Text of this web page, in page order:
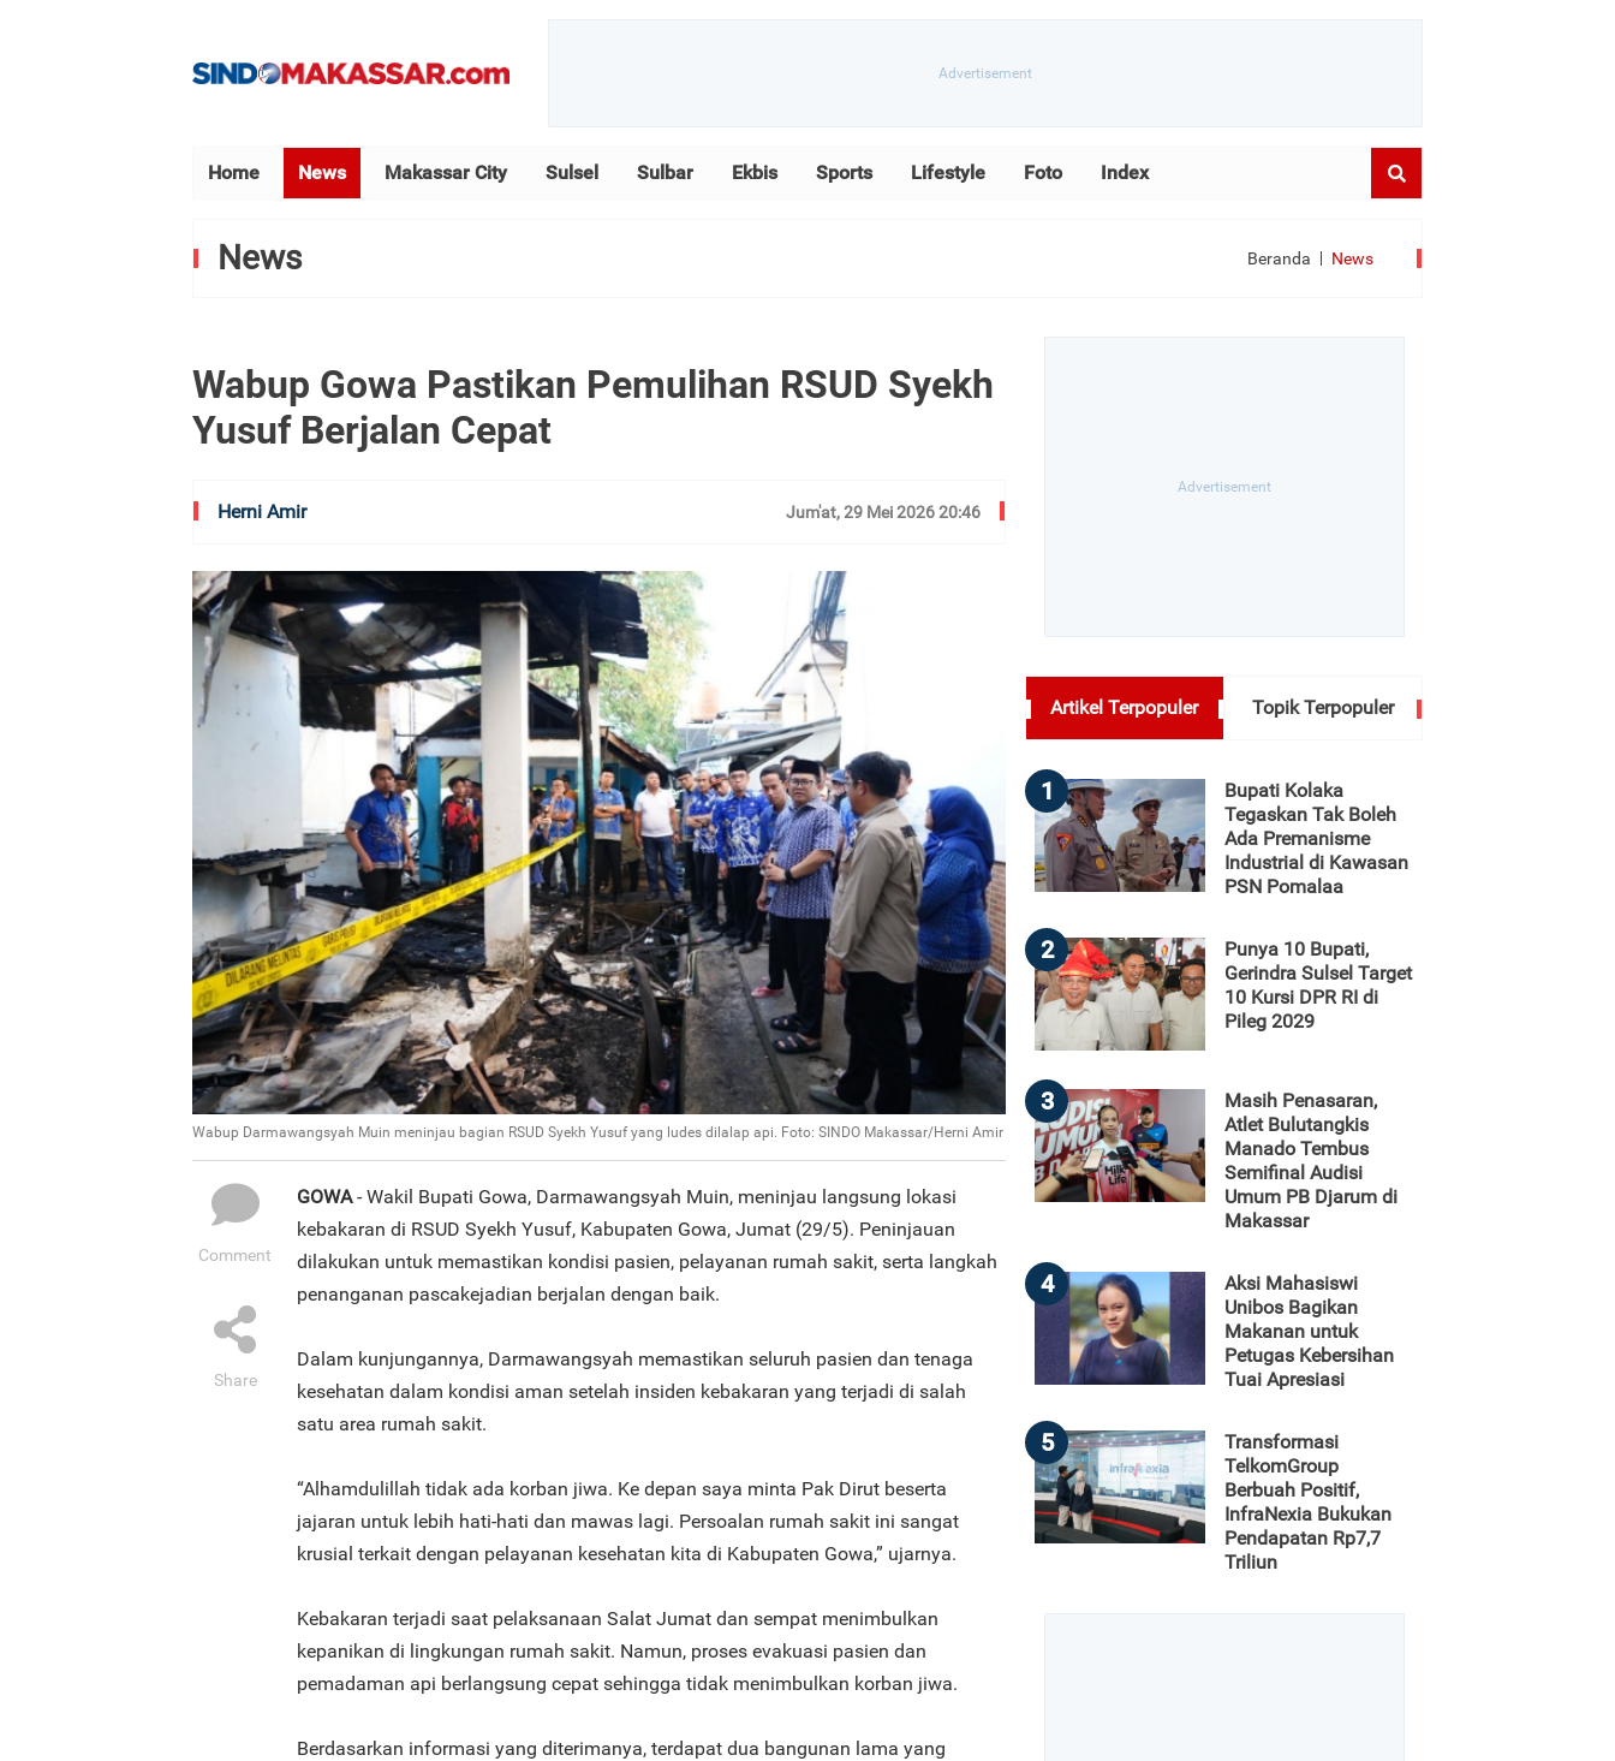
Home News Makassar City Sulsel Sulbar Ekbis Sports Lifestyle Foto Index
News Beranda News
Wabup Gowa Pastikan Pemulihan RSUD Syekh
Yusuf Berjalan Cepat
Herni Amir Jum'at, 29 Mei 2026 20:46
Wabup Darmawangsyah Muin meninjau bagian RSUD Syekh Yusuf yang ludes dilalap api. Foto: SINDO Makassar/Herni Amir
Comment
Share
GOWA- Wakil Bupati Gowa, Darmawangsyah Muin, meninjau langsung lokasi
kebakaran di RSUD Syekh Yusuf, Kabupaten Gowa, Jumat (29/5). Peninjauan
dilakukan untuk memastikan kondisi pasien, pelayanan rumah sakit, serta langkah
penanganan pascakejadian berjalan dengan baik.
Dalam kunjungannya, Darmawangsyah memastikan seluruh pasien dan tenaga
kesehatan dalam kondisi aman setelah insiden kebakaran yang terjadi di salah
satu area rumah sakit.
“Alhamdulillah tidak ada korban jiwa. Ke depan saya minta Pak Dirut beserta
jajaran untuk lebih hati-hati dan mawas lagi. Persoalan rumah sakit ini sangat
krusial terkait dengan pelayanan kesehatan kita di Kabupaten Gowa,” ujarnya.
Kebakaran terjadi saat pelaksanaan Salat Jumat dan sempat menimbulkan
kepanikan di lingkungan rumah sakit. Namun, proses evakuasi pasien dan
pemadaman api berlangsung cepat sehingga tidak menimbulkan korban jiwa.
Berdasarkan informasi yang diterimanya, terdapat dua bangunan lama yang
Artikel Terpopuler Topik Terpopuler
1
Bupati Kolaka
Tegaskan Tak Boleh
Ada Premanisme
Industrial di Kawasan
PSN Pomalaa
2
Punya 10 Bupati,
Gerindra Sulsel Target
10 Kursi DPR RI di
Pileg 2029
3
Masih Penasaran,
Atlet Bulutangkis
Manado Tembus
Semifinal Audisi
Umum PB Djarum di
Makassar
4
Aksi Mahasiswi
Unibos Bagikan
Makanan untuk
Petugas Kebersihan
Tuai Apresiasi
5
Transformasi
TelkomGroup
Berbuah Positif,
InfraNexia Bukukan
Pendapatan Rp7,7
Triliun